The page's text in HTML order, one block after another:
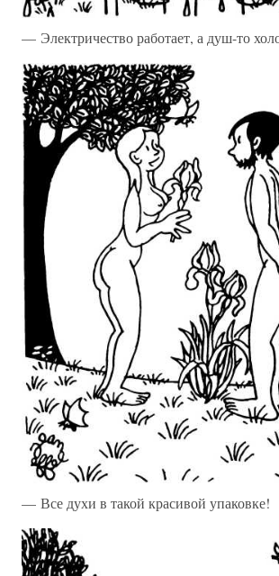
— Электричество работает, а душ-то
— Все духи в такой красивой упаковке!